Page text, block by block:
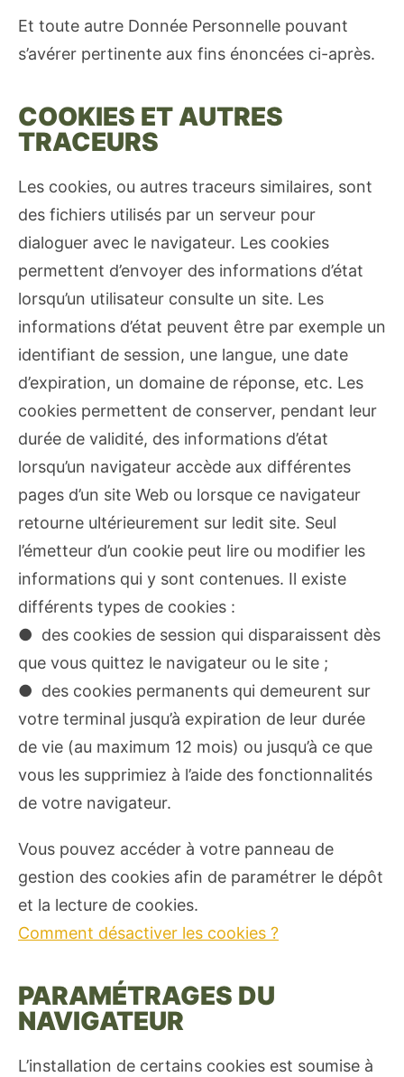
Et toute autre Donnée Personnelle pouvant
s’avérer pertinente aux fins énoncées ci-après.
COOKIES ET AUTRES
TRACEURS
Les cookies, ou autres traceurs similaires, sont
des fichiers utilisés par un serveur pour
dialoguer avec le navigateur. Les cookies
permettent d’envoyer des informations d’état
lorsqu’un utilisateur consulte un site. Les
informations d’état peuvent être par exemple un
identifiant de session, une langue, une date
d’expiration, un domaine de réponse, etc. Les
cookies permettent de conserver, pendant leur
durée de validité, des informations d’état
lorsqu’un navigateur accède aux différentes
pages d’un site Web ou lorsque ce navigateur
retourne ultérieurement sur ledit site. Seul
l’émetteur d’un cookie peut lire ou modifier les
informations qui y sont contenues. Il existe
différents types de cookies :
● des cookies de session qui disparaissent dès
que vous quittez le navigateur ou le site ;
● des cookies permanents qui demeurent sur
votre terminal jusqu’à expiration de leur durée
de vie (au maximum 12 mois) ou jusqu’à ce que
vous les supprimiez à l’aide des fonctionnalités
de votre navigateur.
Vous pouvez accéder à votre panneau de
gestion des cookies afin de paramétrer le dépôt
et la lecture de cookies.
Comment désactiver les cookies ?
PARAMÉTRAGES DU
NAVIGATEUR
L’installation de certains cookies est soumise à